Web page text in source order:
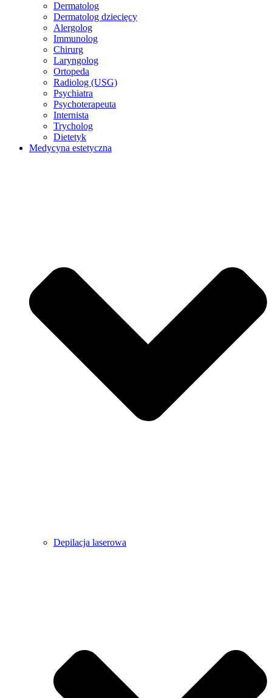
Dermatolog
Dermatolog dziecięcy
Alergolog
Immunolog
Chirurg
Laryngolog
Ortopeda
Radiolog (USG)
Psychiatra
Psychoterapeuta
Internista
Trycholog
Dietetyk
Medycyna estetyczna
Depilacja laserowa